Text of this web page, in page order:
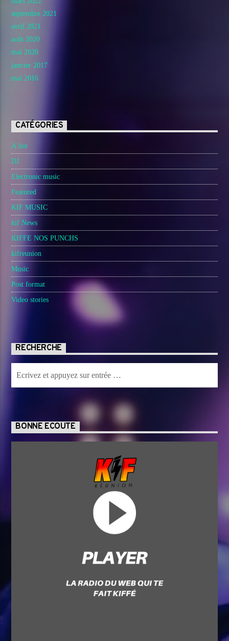
septembre 2021
avril 2021
août 2020
mai 2020
janvier 2017
mai 2016
CATÉGORIES
A lire
DJ
Electronic music
Featured
KIF MUSIC
kif News
KIFFE NOS PUNCHS
kifreunion
Music
Post format
Video stories
RECHERCHE
BONNE ECOUTE